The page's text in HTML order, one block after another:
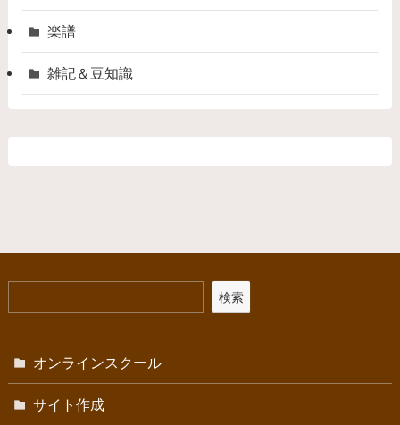
楽譜
雑記＆豆知識
検索
オンラインスクール
サイト作成